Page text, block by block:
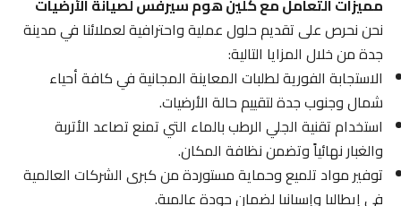
مميزات التعامل مع كلين هوم سيرفس لصيانة الأرضيات
نحن نحرص على تقديم حلول عملية واحترافية لعملائنا في مدينة
جدة من خلال المزايا التالية:
الاستجابة الفورية لطلبات المعاينة المجانية في كافة أحياء
شمال وجنوب جدة لتقييم حالة الأرضيات.
استخدام تقنية الجلي الرطب بالماء التي تمنع تصاعد الأتربة
والغبار نهائياً وتضمن نظافة المكان.
توفير مواد تلميع وحماية مستوردة من كبرى الشركات العالمية
في إيطاليا وإسبانيا لضمان جودة عالمية.